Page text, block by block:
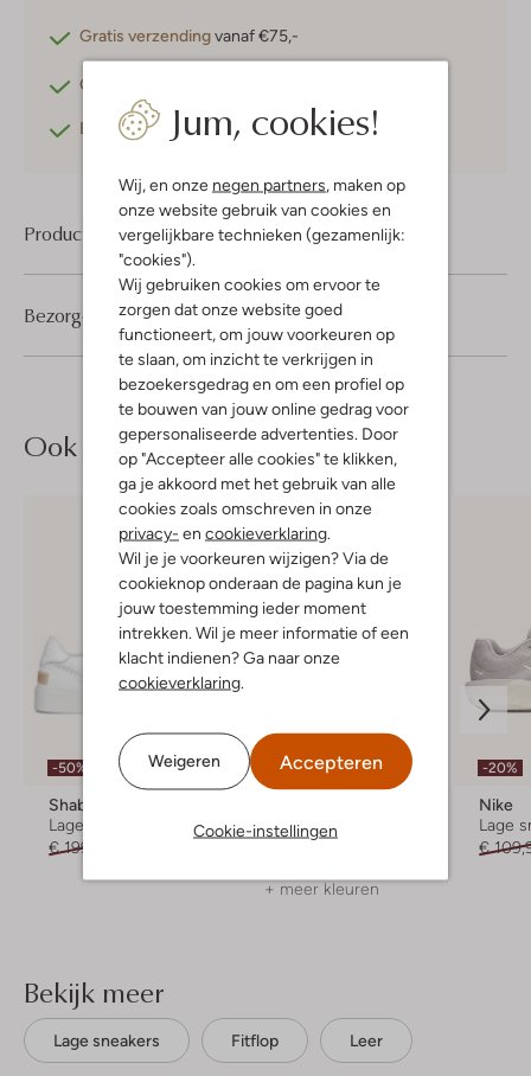
Jum, cookies!
Wij, en onze negen partners , maken op
onze website gebruik van cookies en
vergelijkbare technieken (gezamenlijk:
"cookies").
Wij gebruiken cookies om ervoor te
zorgen dat onze website goed
functioneert, om jouw voorkeuren op
te slaan, om inzicht te verkrijgen in
bezoekersgedrag en om een profiel op
te bouwen van jouw online gedrag voor
gepersonaliseerde advertenties. Door
op "Accepteer alle cookies" te klikken,
ga je akkoord met het gebruik van alle
cookies zoals omschreven in onze
privacy- en cookieverklaring
Wil je je voorkeuren wijzigen? Via de
cookieknop onderaan de pagina kun je
jouw toestemming ieder moment
intrekken. Wil je meer informatie of een
klacht indienen? Ga naar onze
cookieverklaring
Weigeren Accepteren
Cookie-instellingen
Gratis verzendingvanaf €75,-
Gratis retourneren
Betaal achterafmet Klarna
Product informatie
Bezorgen & retourneren
Ook iets voor jou?
-50%
Shabbies
Lage sneakers
€ 199,99
-50%
Lage sneakers
+ meer kleuren
-20%
Nike
Lage
€
Bekijk meer
Lage sneakers Fitflop Leer